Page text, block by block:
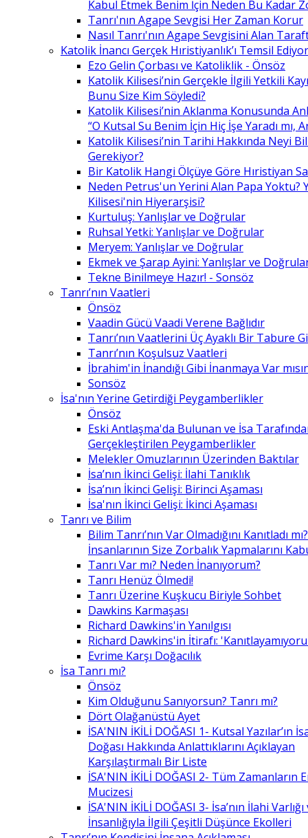
Kabul Etmek Benim İçin Neden Bu Kadar
Tanrı'nın Agape Sevgisi Her Zaman Korur
Nasıl Tanrı'nın Agape Sevgisini Alan
Katolik İnancı Gerçek Hıristiyanlık’ı Temsil
Ezo Gelin Çorbası ve Katoliklik - Önsöz
Katolik Kilisesi’nin Gerçekle İlgili Yetkili
Bunu Size Kim Söyledi?
Katolik Kilisesi’nin Aklanma Konusunda
“O Kutsal Su Benim İçin Hiç İşe Yaradı mı,
Katolik Kilisesi’nin Tarihi Hakkında Neyi
Gerekiyor?
Bir Katolik Hangi Ölçüye Göre Hıristiyan
Neden Petrus'un Yerini Alan Papa Yoktu?
Kilisesi'nin Hiyerarşisi?
Kurtuluş: Yanlışlar ve Doğrular
Ruhsal Yetki: Yanlışlar ve Doğrular
Meryem: Yanlışlar ve Doğrular
Ekmek ve Şarap Ayini: Yanlışlar ve
Tekne Binilmeye Hazır! - Sonsöz
Tanrı’nın Vaatleri
Önsöz
Vaadin Gücü Vaadi Verene Bağlıdır
Tanrı’nın Vaatlerini Üç Ayaklı Bir Tabure
Tanrı’nın Koşulsuz Vaatleri
İbrahim'in İnandığı Gibi İnanmaya Var
Sonsöz
İsa'nın Yerine Getirdiği Peygamberlikler
Önsöz
Eski Antlaşma'da Bulunan ve İsa
Gerçekleştirilen Peygamberlikler
Melekler Omuzlarının Üzerinden Baktılar
İsa’nın İkinci Gelişi: İlahi Tanıklık
İsa’nın İkinci Gelişi: Birinci Aşaması
İsa'nın İkinci Gelişi: İkinci Aşaması
Tanrı ve Bilim
Bilim Tanrı’nın Var Olmadığını Kanıtladı
İnsanlarının Size Zorbalık Yapmalarını
Tanrı Var mı? Neden İnanıyorum?
Tanrı Henüz Ölmedi!
Tanrı Üzerine Kuşkucu Biriyle Sohbet
Dawkins Karmaşası
Richard Dawkins'in Yanılgısı
Richard Dawkins'in İtirafı:
Evrime Karşı Doğacılık
İsa Tanrı mı?
Önsöz
Kim Olduğunu Sanıyorsun? Tanrı mı?
Dört Olağanüstü Ayet
İSA'NIN İKİLİ DOĞASI 1- Kutsal Yazılar’ın
Doğası Hakkında Anlattıklarını Açıklayan
Karşılaştırmalı Bir Liste
İSA'NIN İKİLİ DOĞASI 2- Tüm Zamanların
Mucizesi
İSA'NIN İKİLİ DOĞASI 3- İsa’nın İlahi Varlığı
İnsanlığıyla İlgili Çeşitli Düşünce Ekolleri